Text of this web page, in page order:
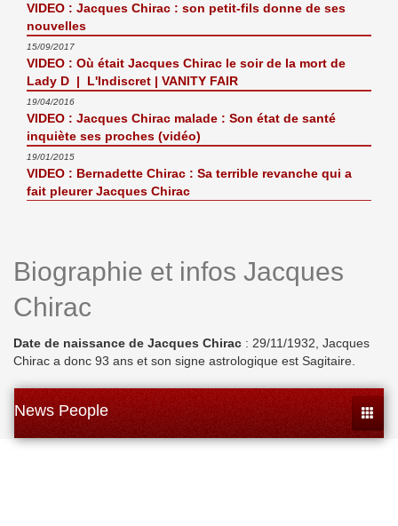
VIDEO : Jacques Chirac : son petit-fils donne de ses
nouvelles
15/09/2017
VIDEO : Où était Jacques Chirac le soir de la mort de
Lady D | L'Indiscret | VANITY FAIR
19/04/2016
VIDEO : Jacques Chirac malade : Son état de santé
inquiète ses proches (vidéo)
19/01/2015
VIDEO : Bernadette Chirac : Sa terrible revanche qui a
fait pleurer Jacques Chirac
Biographie et infos Jacques
Chirac
Date de naissance de Jacques Chirac : 29/11/1932, Jacques
Chirac a donc 93 ans et son signe astrologique est Sagitaire.
News People